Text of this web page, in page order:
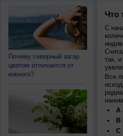
Почему северный загар
цветом отличается от
южного?
Что
С
так,
Все
A
B
C